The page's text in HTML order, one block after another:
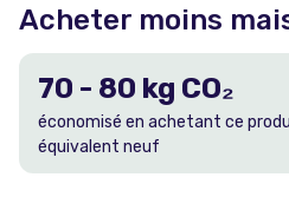
Acheter moins
70 - 80 kg CO₂
économisé en achetant ce
équivalent neuf